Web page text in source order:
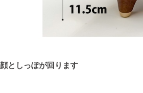
顔としっぽが回ります